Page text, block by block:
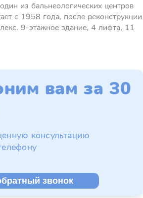
из бальнеологических центров
с 1958 года, после реконструкции
9-этажное здание, 4 лифта, 11
вам за 30
консультацию
звонок